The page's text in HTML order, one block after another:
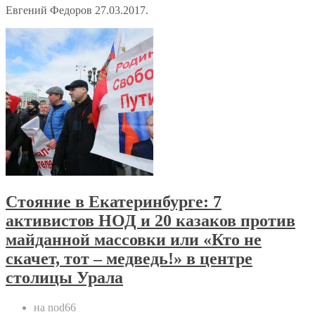
Евгений Федоров 27.03.2017.
Стояние в Екатеринбурге: 7
активистов НОД и 20 казаков против
майданной массовки или «Кто не
скачет, тот – медведь!» в центре
столицы Урала
на nod66